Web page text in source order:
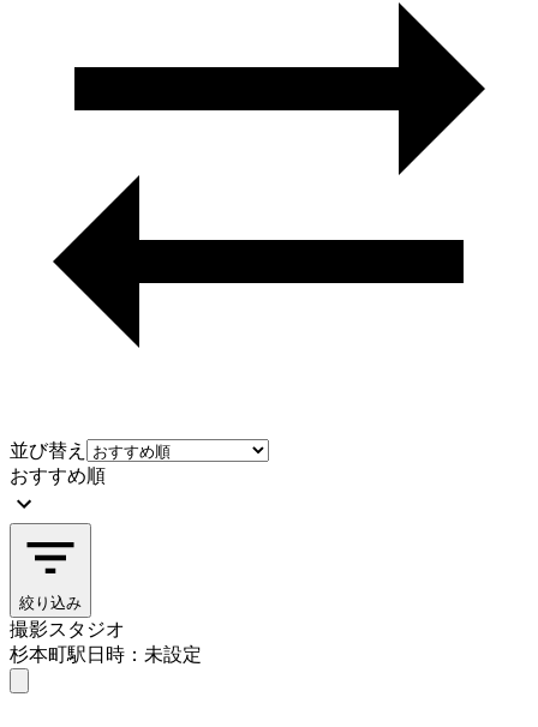
並び替え
おすすめ順
絞り込み
撮影スタジオ
杉本町駅日時：未設定